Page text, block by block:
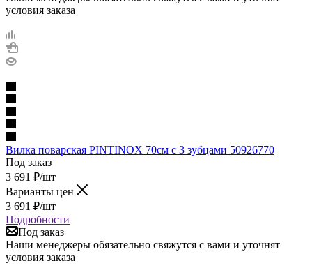
условия заказа
Вилка поварская PINTINOX 70см с 3 зубцами 50926770
Под заказ
3 691 ₽/шт
Варианты цен
3 691 ₽/шт
Подробности
Под заказ
Наши менеджеры обязательно свяжутся с вами и уточнят
условия заказа